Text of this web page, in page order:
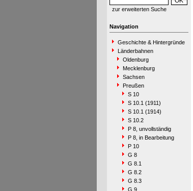
zur erweiterten Suche
Navigation
Geschichte & Hintergründe
Länderbahnen
Oldenburg
Mecklenburg
Sachsen
Preußen
S 10
S 10.1 (1911)
S 10.1 (1914)
S 10.2
P 8, unvollständig
P 8, in Bearbeitung
P 10
G 8
G 8.1
G 8.2
G 8.3
G 9